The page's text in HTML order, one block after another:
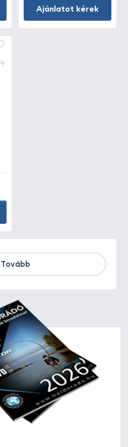
Ajánlatot kérek
Tovább